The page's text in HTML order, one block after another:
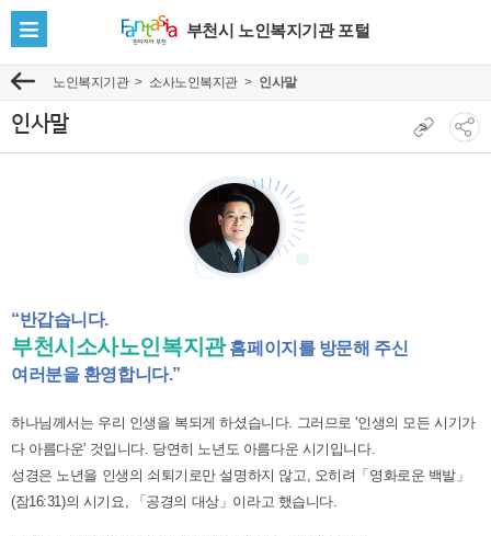
부천시 노인복지기관 포털
전
체
뉴
이
전
노인복지기관 소사노인복지관 인사말
인사말 >현
재
소
“반갑습니다.
부천시소사노인복지관홈페이지를 방문해 주신
여러분을 환영합니다.”
하나님께서는 우리 인생을 복되게 하셨습니다. 그러므로 '인생의 모든 시기가
다 아름다운' 것입니다. 당연히 노년도 아름다운 시기입니다.
성경은 노년을 인생의 쇠퇴기로만 설명하지 않고, 오히려「영화로운 백발」
(잠16:31)의 시기요, 「공경의 대상」이라고 했습니다.